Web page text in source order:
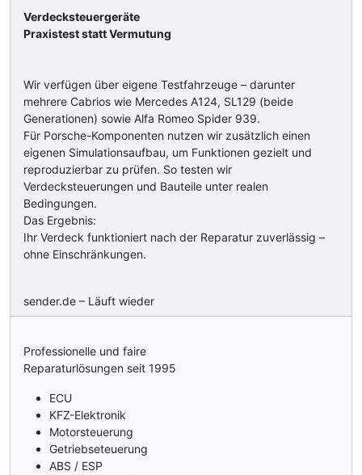
Verdecksteuergeräte
Praxistest statt Vermutung
Wir verfügen über eigene Testfahrzeuge – darunter
mehrere Cabrios wie Mercedes A124, SL129 (beide
Generationen) sowie Alfa Romeo Spider 939.
Für Porsche-Komponenten nutzen wir zusätzlich einen
eigenen Simulationsaufbau, um Funktionen gezielt und
reproduzierbar zu prüfen. So testen wir
Verdecksteuerungen und Bauteile unter realen
Bedingungen.
Das Ergebnis:
Ihr Verdeck funktioniert nach der Reparatur zuverlässig –
ohne Einschränkungen.
sender.de – Läuft wieder
Professionelle und faire
Reparaturlösungen seit 1995
ECU
KFZ-Elektronik
Motorsteuerung
Getriebseteuerung
ABS / ESP